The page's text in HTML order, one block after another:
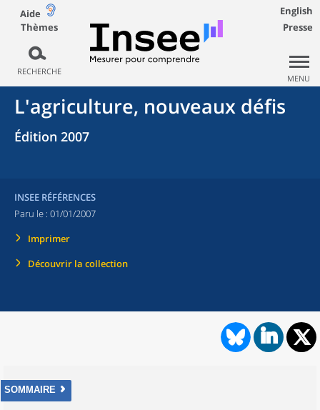
Aide
Thèmes
RECHERCHE
English
Presse
MENU
L'agriculture, nouveaux défis
Édition 2007
INSEE RÉFÉRENCES
Paru le : 01/01/2007
Imprimer
Découvrir la collection
SOMMAIRE